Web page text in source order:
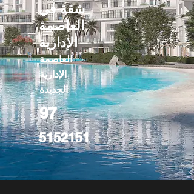
شقة في
العاصمة
الإدارية
العاصمة
الإدارية
الجديدة
97
5152151